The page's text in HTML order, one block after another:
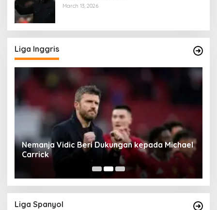
March 13, 2026
Liga Inggris
Nemanja Vidic Beri Dukungan kepada Michael
Carrick
Liga Spanyol